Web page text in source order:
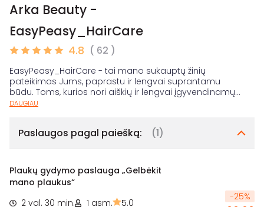
Arka Beauty -
EasyPeasy_HairCare
4.8 ( 62 )
EasyPeasy_HairCare - tai mano sukauptų žinių
pateikimas Jums, paprastu ir lengvai suprantamu
būdu. Toms, kurios nori aiškių ir lengvai įgyvendinamų...
DAUGIAU
Paslaugos pagal paiešką: (1)
Plaukų gydymo paslauga „Gelbėkit
mano plaukus“
2 val. 30 min.
1 asm.
5.0
-25%